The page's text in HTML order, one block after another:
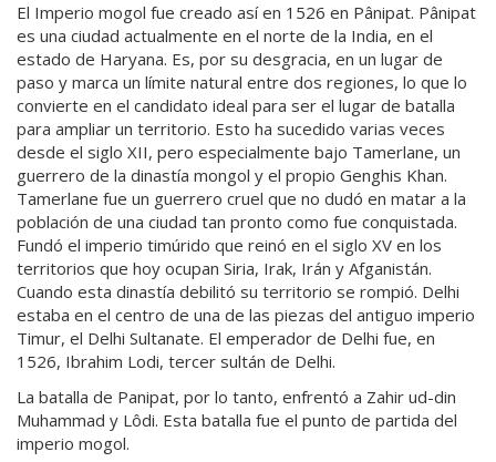
El Imperio mogol fue creado así en 1526 en Pânipat. Pânipat
es una ciudad actualmente en el norte de la India, en el
estado de Haryana. Es, por su desgracia, en un lugar de
paso y marca un límite natural entre dos regiones, lo que lo
convierte en el candidato ideal para ser el lugar de batalla
para ampliar un territorio. Esto ha sucedido varias veces
desde el siglo XII, pero especialmente bajo Tamerlane, un
guerrero de la dinastía mongol y el propio Genghis Khan.
Tamerlane fue un guerrero cruel que no dudó en matar a la
población de una ciudad tan pronto como fue conquistada.
Fundó el imperio timúrido que reinó en el siglo XV en los
territorios que hoy ocupan Siria, Irak, Irán y Afganistán.
Cuando esta dinastía debilitó su territorio se rompió. Delhi
estaba en el centro de una de las piezas del antiguo imperio
Timur, el Delhi Sultanate. El emperador de Delhi fue, en
1526, Ibrahim Lodi, tercer sultán de Delhi.
La batalla de Panipat, por lo tanto, enfrentó a Zahir ud-din
Muhammad y Lôdi. Esta batalla fue el punto de partida del
imperio mogol.